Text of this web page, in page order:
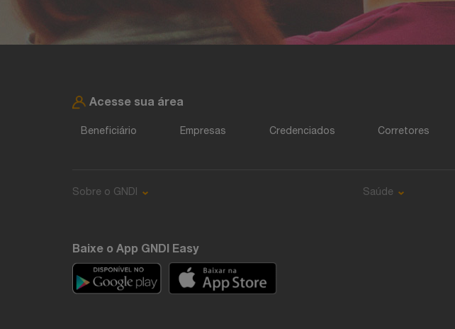
Acesse sua área
Beneficiário Empresas Credenciados Corretores
Sobre o GNDI Saúde
Baixe o App GNDI Easy